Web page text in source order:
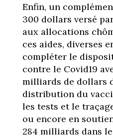
Enfin, un
300 dollars versé
aux allocations
ces aides, diverses
compléter le
contre le Covid19
milliards de dollars
distribution du
les tests et le
ou encore en
284 milliards dans